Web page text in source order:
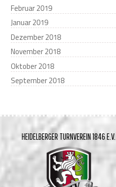
Februar 2019
Januar 2019
Dezember 2018
November 2018
Oktober 2018
September 2018
HEIDELBERGER TURNVEREIN 1846 E.V.